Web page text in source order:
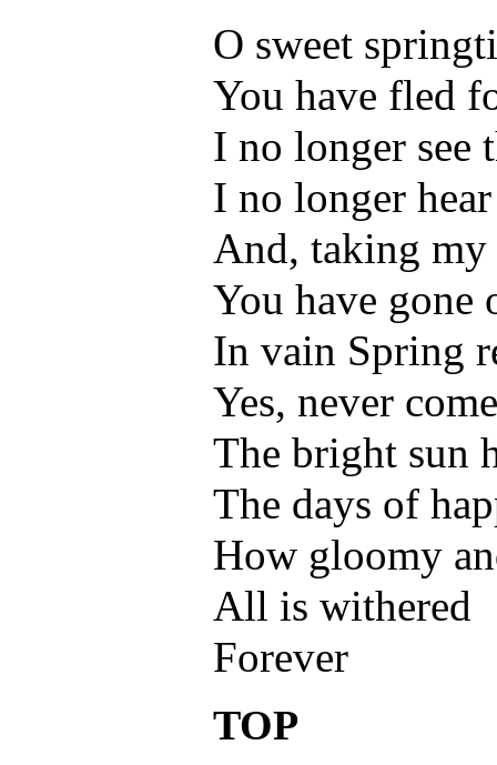
O sweet
You have fled
I no longer see
I no longer
And, taking my
You have
In vain Spring
Yes, never
The bright sun
The days of
How gloomy
All is withered
Forever
TOP